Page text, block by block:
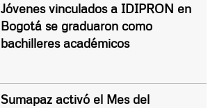
Jóvenes vinculados a IDIPRON en
Bogotá se graduaron como
bachilleres académicos
Sumapaz activó el Mes del